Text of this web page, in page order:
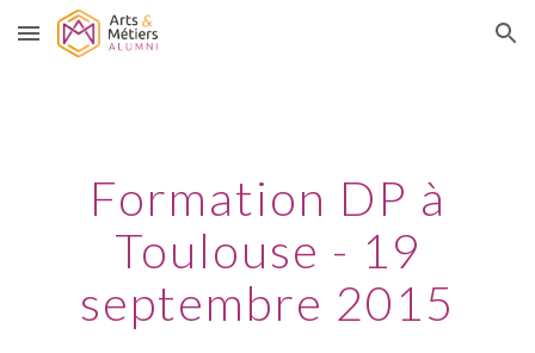
Skip to main content Skip to navigation
Formation DP à
Toulouse - 19
septembre 2015